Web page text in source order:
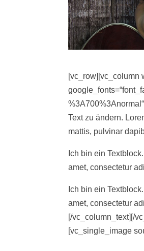
[vc_row][vc_column
Text zu ändern.
mattis, pulvinar
Ich bin ein
amet, consectetur
Ich bin ein
amet, consectetur
[/vc_column_text][/
[vc_single_image